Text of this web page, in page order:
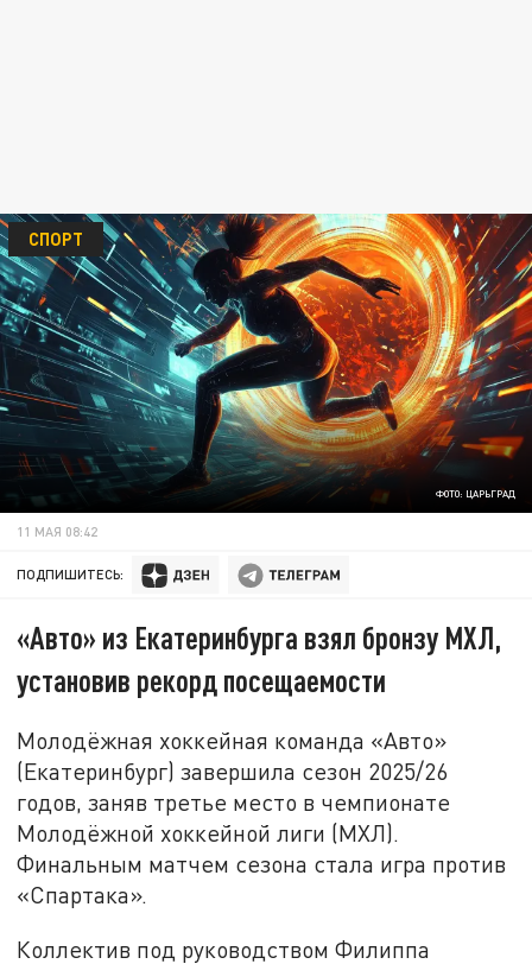
ФОТО: ЦАРЬГРАД
СПОРТ
11 МАЯ 08:42
ПОДПИШИТЕСЬ:
«Авто» из Екатеринбурга взял бронзу МХЛ,
установив рекорд посещаемости
Молодёжная хоккейная команда «Авто»
(Екатеринбург) завершила сезон 2025/26
годов, заняв третье место в чемпионате
Молодёжной хоккейной лиги (МХЛ).
Финальным матчем сезона стала игра против
«Спартака».
Коллектив под руководством Филиппа